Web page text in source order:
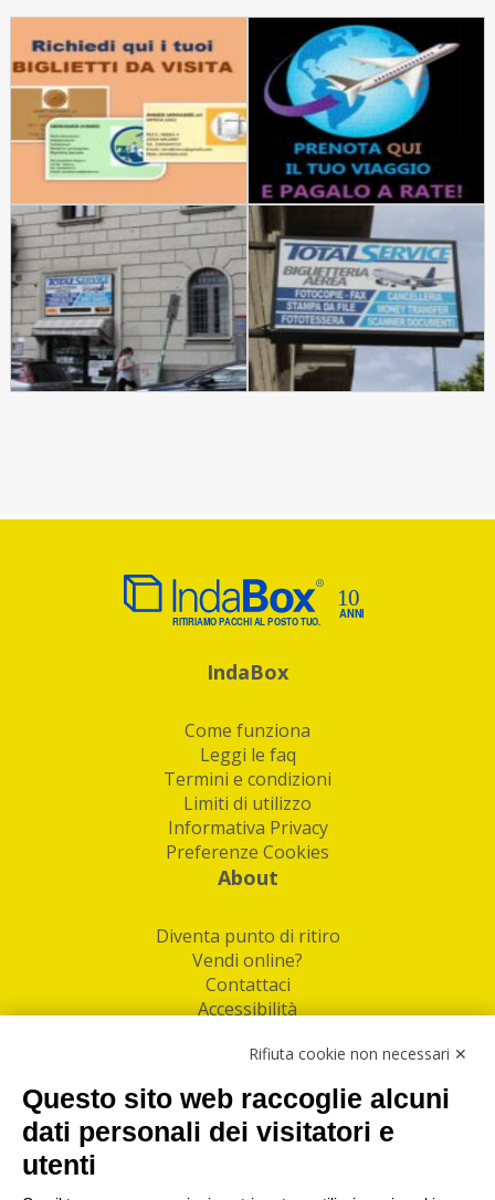
IndaBox
Come funziona
Leggi le faq
Termini e condizioni
Limiti di utilizzo
Informativa Privacy
Preferenze Cookies
About
Diventa punto di ritiro
Vendi online?
Contattaci
Accessibilità
Facebook
Linkedin
I nostri punti di ritiro e spedizione pacchi nelle
Rifiuta cookie non necessari ✕
Questo sito web raccoglie alcuni
dati personali dei visitatori e
utenti